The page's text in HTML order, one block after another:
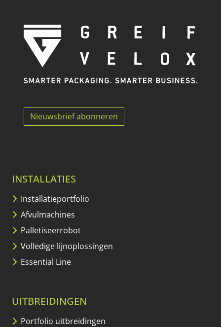
Nieuwsbrief abonneren
INSTALLATIES
Installatieportfolio
Afvulmachines
Palletiseerrobot
Volledige lijnoplossingen
Essential Line
UITBREIDINGEN
Portfolio uitbreidingen